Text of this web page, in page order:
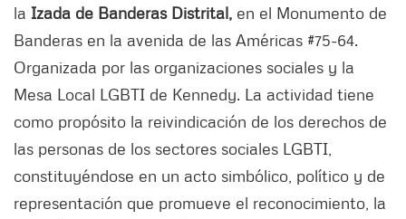
la Izada de Banderas Distrital, en el Monumento de
Banderas en la avenida de las Américas #75-64.
Organizada por las organizaciones sociales y la
Mesa Local LGBTI de Kennedy. La actividad tiene
como propósito la reivindicación de los derechos de
las personas de los sectores sociales LGBTI,
constituyéndose en un acto simbólico, político y de
representación que promueve el reconocimiento, la